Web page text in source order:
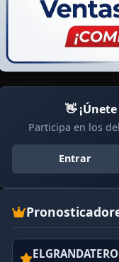
👋
Participa en los
Entrar